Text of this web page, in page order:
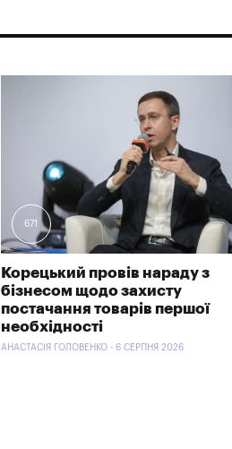
671
Корецький провів нараду з
бізнесом щодо захисту
постачання товарів першої
необхідності
АНАСТАСІЯ ГОЛОВЕНКО - 6 СЕРПНЯ 2026